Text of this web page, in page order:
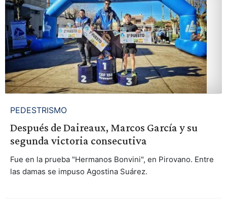
PEDESTRISMO
Después de Daireaux, Marcos García y su
segunda victoria consecutiva
Fue en la prueba "Hermanos Bonvini", en Pirovano. Entre
las damas se impuso Agostina Suárez.